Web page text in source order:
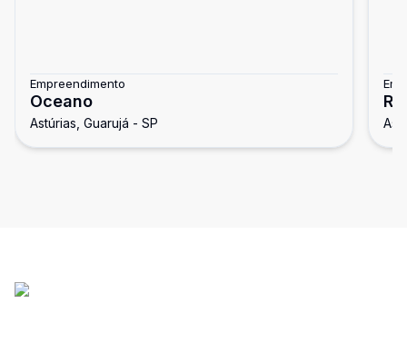
Empreendimento
Oceano
Astúrias, Guarujá - SP